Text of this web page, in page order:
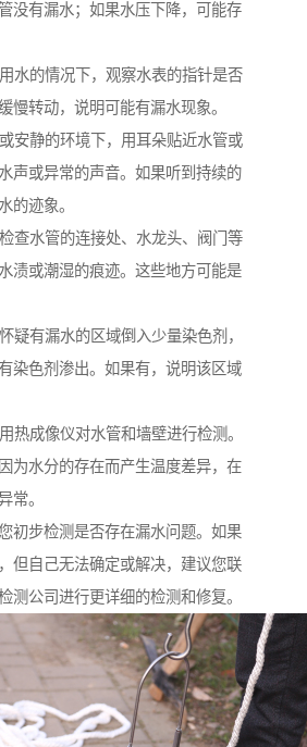
没有漏水；如果水压下降，可能存
水的情况下，观察水表的指针是否
慢转动，说明可能有漏水现象。
安静的环境下，用耳朵贴近水管或
声或异常的声音。如果听到持续的
的迹象。
查水管的连接处、水龙头、阀门等
渍或潮湿的痕迹。这些地方可能是
疑有漏水的区域倒入少量染色剂，
染色剂渗出。如果有，说明该区域
热成像仪对水管和墙壁进行检测。
为水分的存在而产生温度差异，在
常。
初步检测是否存在漏水问题。如果
但自己无法确定或解决，建议您联
测公司进行更详细的检测和修复。